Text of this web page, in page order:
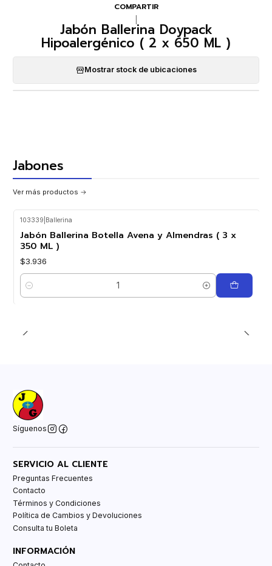
COMPARTIR
Jabón Ballerina Doypack
Hipoalergénico ( 2 x 650 ML )
Mostrar stock de ubicaciones
Jabones
Ver más productos
103339 Ballerina
Jabón Ballerina Botella Avena y Almendras ( 3 x
350 ML )
$3.936
Cantidad
Síguenos
SERVICIO AL CLIENTE
Preguntas Frecuentes
Contacto
Términos y Condiciones
Política de Cambios y Devoluciones
Consulta tu Boleta
INFORMACIÓN